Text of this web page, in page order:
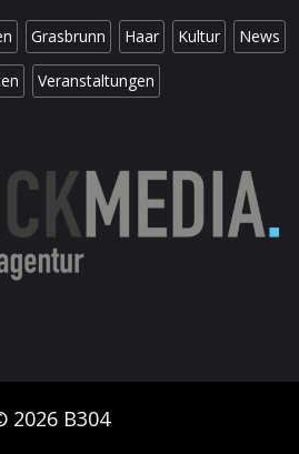
Grasbrunn Haar Kultur News
Veranstaltungen
2026 B304